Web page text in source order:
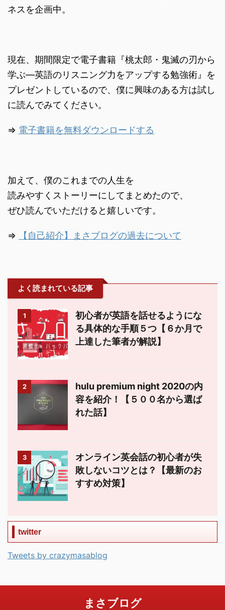
ネスを企画中。
現在、期間限定で電子書籍『桃太郎・鬼滅の刃から
学ぶ―英語のリスニング力をアップする勉強術』を
プレゼントしているので、僕に興味のある方は試し
に読んでみてください。
⇒ 電子書籍を無料ダウンロードする
加えて、僕のこれまでの人生を
読みやすくストーリーにしてまとめたので、
ぜひ読んでいただけると嬉しいです。
⇒ 【自己紹介】まさブログの過去について
よく読まれている記事
1
初心者が英語を話せるようにな
る具体的な手順５つ【６か月で
上達した筆者が解説】
2
hulu premium night 2020の内
容を紹介！【５００名から選ば
れた話】
3
オンライン英会話の初心者が失
敗しないコツとは？【最新のお
すすめ対策】
twitter
Tweets by crazymasablog
まさブログ